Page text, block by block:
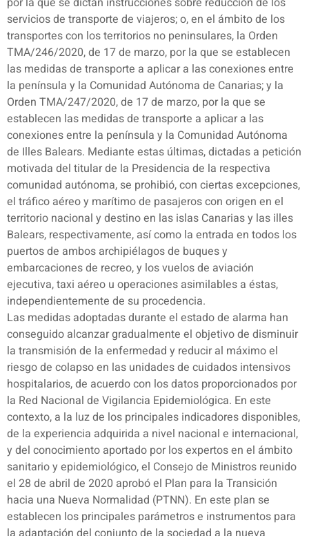
servicios de transporte de viajeros; o, en el ámbito de los
transportes con los territorios no peninsulares, la Orden
TMA/246/2020, de 17 de marzo, por la que se establecen
las medidas de transporte a aplicar a las conexiones entre
la península y la Comunidad Autónoma de Canarias; y la
Orden TMA/247/2020, de 17 de marzo, por la que se
establecen las medidas de transporte a aplicar a las
conexiones entre la península y la Comunidad Autónoma
de Illes Balears. Mediante estas últimas, dictadas a petición
motivada del titular de la Presidencia de la respectiva
comunidad autónoma, se prohibió, con ciertas excepciones,
el tráfico aéreo y marítimo de pasajeros con origen en el
territorio nacional y destino en las islas Canarias y las illes
Balears, respectivamente, así como la entrada en todos los
puertos de ambos archipiélagos de buques y
embarcaciones de recreo, y los vuelos de aviación
ejecutiva, taxi aéreo u operaciones asimilables a éstas,
independientemente de su procedencia.
Las medidas adoptadas durante el estado de alarma han
conseguido alcanzar gradualmente el objetivo de disminuir
la transmisión de la enfermedad y reducir al máximo el
riesgo de colapso en las unidades de cuidados intensivos
hospitalarios, de acuerdo con los datos proporcionados por
la Red Nacional de Vigilancia Epidemiológica. En este
contexto, a la luz de los principales indicadores disponibles,
de la experiencia adquirida a nivel nacional e internacional,
y del conocimiento aportado por los expertos en el ámbito
sanitario y epidemiológico, el Consejo de Ministros reunido
el 28 de abril de 2020 aprobó el Plan para la Transición
hacia una Nueva Normalidad (PTNN). En este plan se
establecen los principales parámetros e instrumentos para